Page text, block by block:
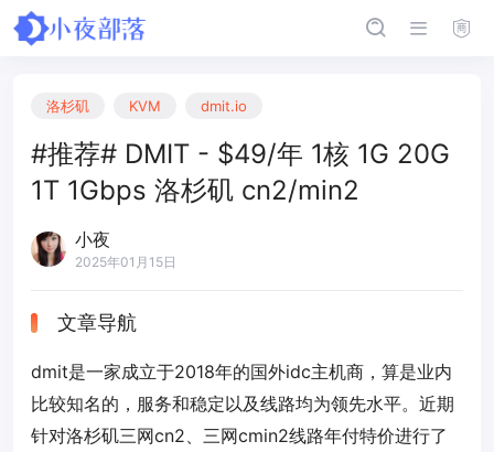
洛杉矶 KVM dmit.io
#推荐# DMIT - $49/年 1核 1G 20G
1T 1Gbps 洛杉矶 cn2/min2
小夜
2025年01月15日
文章导航
dmit是一家成立于2018年的国外idc主机商，算是业内
比较知名的，服务和稳定以及线路均为领先水平。近期
针对洛杉矶三网cn2、三网cmin2线路年付特价进行了